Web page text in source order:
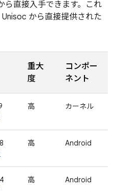
ら直接入手できます。これ
から直接提供された
重大
度
コンポー
ネント
高 カーネル
高 Android
高 Android